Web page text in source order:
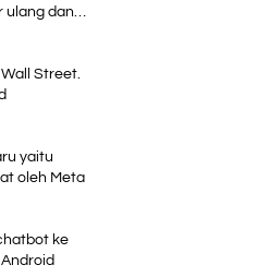
ulang dana
Street.
yaitu
oleh Meta
ke